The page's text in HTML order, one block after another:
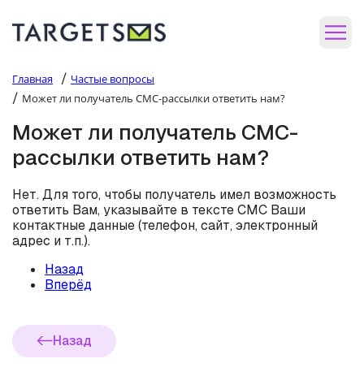
Главная / Частые вопросы
/ Может ли получатель СМС-рассылки ответить нам?
Может ли получатель СМС-
рассылки ответить нам?
Нет. Для того, чтобы получатель имел возможность
ответить Вам, указывайте в тексте СМС Ваши
контактные данные (телефон, сайт, электронный
адрес и т.п.).
Назад
Вперёд
Назад